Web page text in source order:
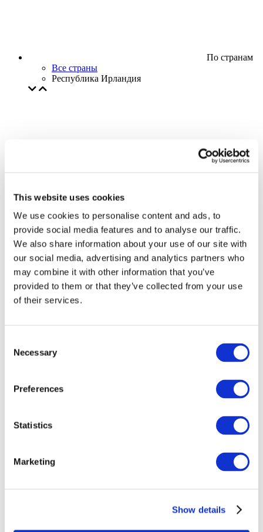
This website uses cookies
We use cookies to personalise content and ads, to
provide social media features and to analyse our traffic.
We also share information about your use of our site with
our social media, advertising and analytics partners who
may combine it with other information that you’ve
provided to them or that they’ve collected from your use
of their services.
Selection
Necessary
Preferences
Statistics
Marketing
Show details
По странам
Все страны
Республика Ирландия
Мероприятия